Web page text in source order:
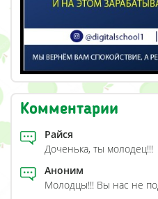
Комментарии
Райся
Доченька, ты молодец!!!
Аноним
Молодцы!!! Вы нас не